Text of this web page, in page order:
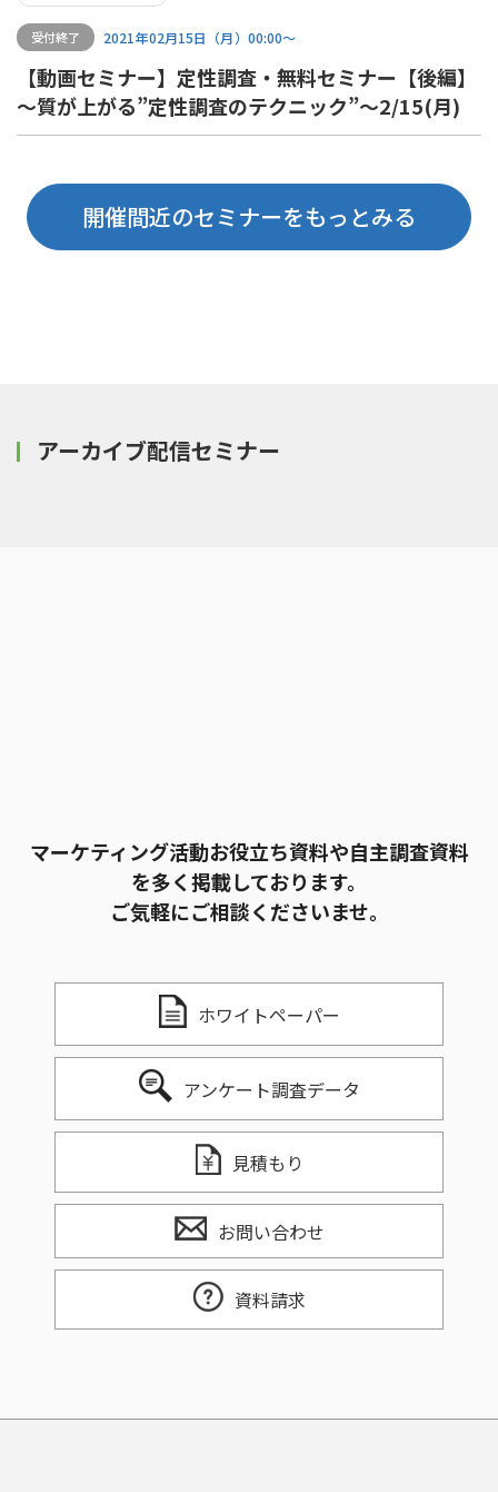
受付終了 2021年02月15日（月）00:00〜
【動画セミナー】定性調査・無料セミナー【後編】
～質が上がる”定性調査のテクニック”～2/15(月)
開催間近のセミナーをもっとみる
アーカイブ配信セミナー
マーケティング活動お役立ち資料や自主調査資料
を多く掲載しております。
ご気軽にご相談くださいませ。
ホワイトペーパー
アンケート調査データ
見積もり
お問い合わせ
資料請求